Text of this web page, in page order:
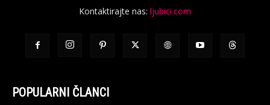
Kontaktirajte nas: ljubici.com
POPULARNI ČLANCI